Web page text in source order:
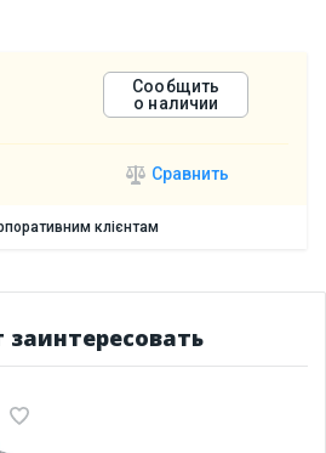
Сообщить
о наличии
Сравнить
клієнтам